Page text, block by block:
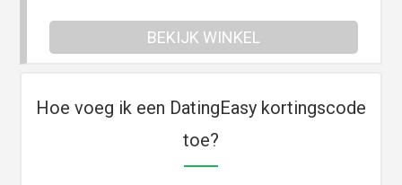
BEKIJK WINKEL
Hoe voeg ik een DatingEasy kortingscode
toe?